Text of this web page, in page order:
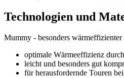
Technologien und
Mummy - besonders
optimale Wärmeeffizienz
leicht und besonders gut
für herausfordernde Touren